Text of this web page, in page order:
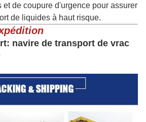
et de coupure d'urgence pour assurer
de liquides à haut risque.
navire de transport de vrac